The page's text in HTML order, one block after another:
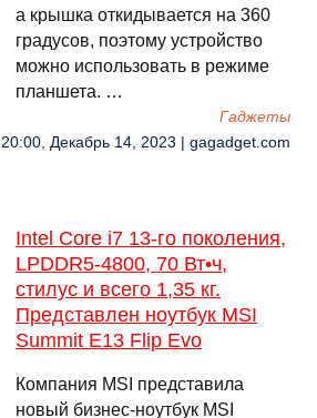
а крышка откидывается на 360
градусов, поэтому устройство
можно использовать в режиме
планшета. …
Гаджеты
20:00, Декабрь 14, 2023 | gagadget.com
Intel Core i7 13-го поколения,
LPDDR5-4800, 70 Вт•ч,
стилус и всего 1,35 кг.
Представлен ноутбук MSI
Summit E13 Flip Evo
Компания MSI представила
новый бизнес-ноутбук MSI